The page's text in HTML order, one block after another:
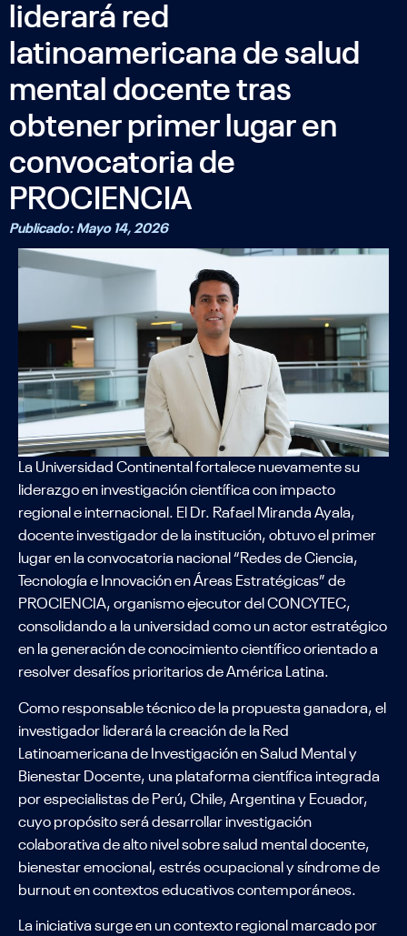
liderará red
latinoamericana de salud
mental docente tras
obtener primer lugar en
convocatoria de
PROCIENCIA
Publicado: Mayo 14, 2026
La Universidad Continental fortalece nuevamente su
liderazgo en investigación científica con impacto
regional e internacional. El Dr. Rafael Miranda Ayala,
docente investigador de la institución, obtuvo el primer
lugar en la convocatoria nacional “Redes de Ciencia,
Tecnología e Innovación en Áreas Estratégicas” de
PROCIENCIA, organismo ejecutor del CONCYTEC,
consolidando a la universidad como un actor estratégico
en la generación de conocimiento científico orientado a
resolver desafíos prioritarios de América Latina.
Como responsable técnico de la propuesta ganadora, el
investigador liderará la creación de la Red
Latinoamericana de Investigación en Salud Mental y
Bienestar Docente, una plataforma científica integrada
por especialistas de Perú, Chile, Argentina y Ecuador,
cuyo propósito será desarrollar investigación
colaborativa de alto nivel sobre salud mental docente,
bienestar emocional, estrés ocupacional y síndrome de
burnout en contextos educativos contemporáneos.
La iniciativa surge en un contexto regional marcado por